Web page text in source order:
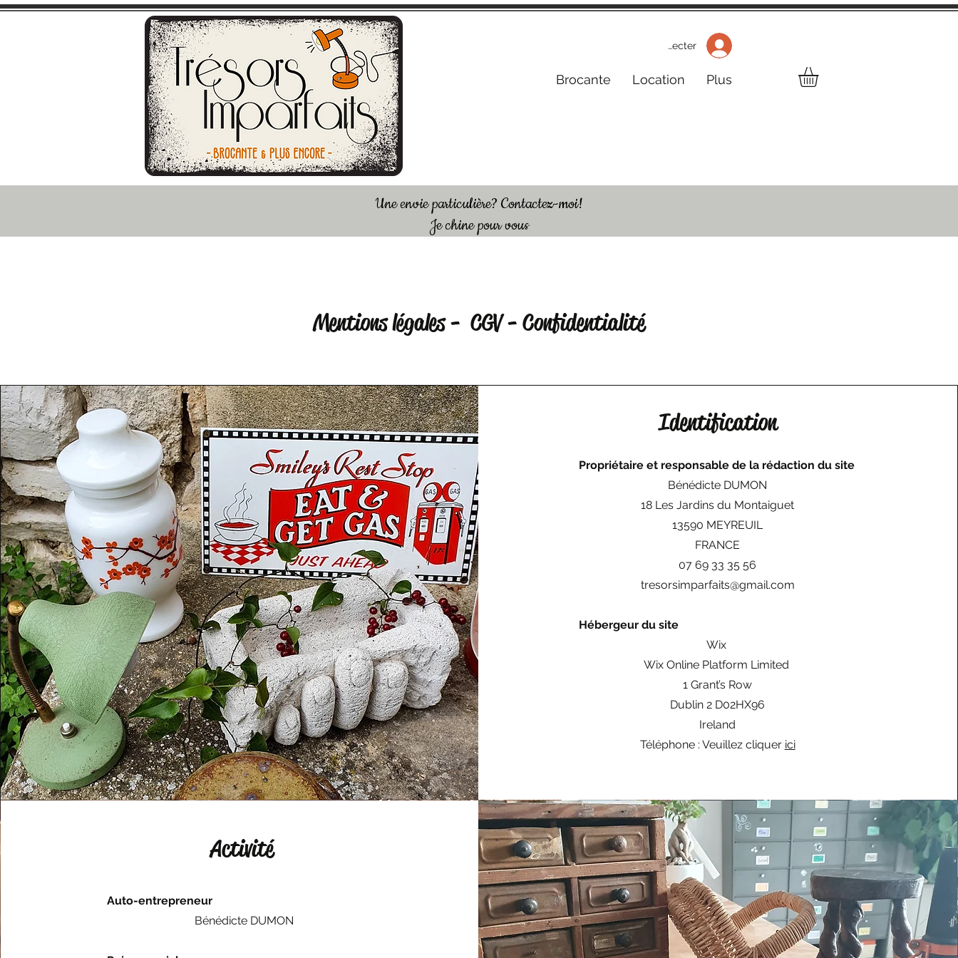
S'inscrire / Se connecter
Brocante Location Plus
Une envie particulière? Contactez-moi!
Je chine pour vous
Mentions légales - CGV - Confidentialité
Identification
Propriétaire et responsable de la rédaction du site
Bénédicte DUMON
18 Les Jardins du Montaiguet
13590 MEYREUIL
FRANCE
07 69 33 35 56
tresorsimparfaits@gmail.com
Hébergeur du site
Wix
Wix Online Platform Limited
1 Grant’s Row
Dublin 2 D02HX96
Ireland
Téléphone : Veuillez cliquer ici
Activité
Auto-entrepreneur
Bénédicte DUMON